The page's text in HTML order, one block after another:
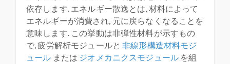
依存します. エネルギー散逸とは, 材料によって
エネルギーが消費され, 元に戻らなくなることを
意味します. この挙動は非弾性材料が示すもの
で, 疲労解析モジュールと非線形構造材料モジ
ュール または ジオメカニクスモジュール を組